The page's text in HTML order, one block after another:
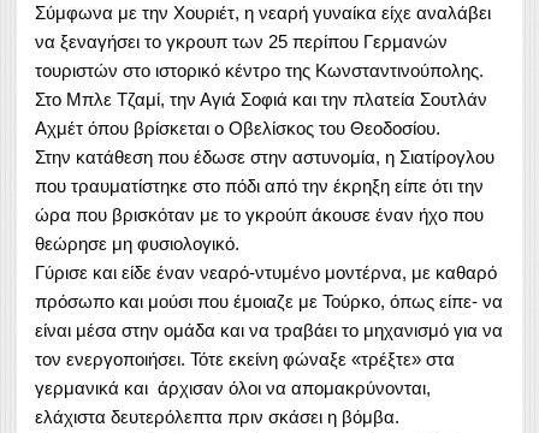
Σύμφωνα με την Χουριέτ, η νεαρή γυναίκα είχε αναλάβει
να ξεναγήσει το γκρουπ των 25 περίπου Γερμανών
τουριστών στο ιστορικό κέντρο της Κωνσταντινούπολης.
Στο Μπλε Τζαμί, την Αγιά Σοφιά και την πλατεία Σουτλάν
Αχμέτ όπου βρίσκεται ο Οβελίσκος του Θεοδοσίου.
Στην κατάθεση που έδωσε στην αστυνομία, η Σιατίρογλου
που τραυματίστηκε στο πόδι από την έκρηξη είπε ότι την
ώρα που βρισκόταν με το γκρούπ άκουσε έναν ήχο που
θεώρησε μη φυσιολογικό.
Γύρισε και είδε έναν νεαρό-ντυμένο μοντέρνα, με καθαρό
πρόσωπο και μούσι που έμοιαζε με Τούρκο, όπως είπε- να
είναι μέσα στην ομάδα και να τραβάει το μηχανισμό για να
τον ενεργοποιήσει. Τότε εκείνη φώναξε «τρέξτε» στα
γερμανικά και άρχισαν όλοι να απομακρύνονται,
ελάχιστα δευτερόλεπτα πριν σκάσει η βόμβα.